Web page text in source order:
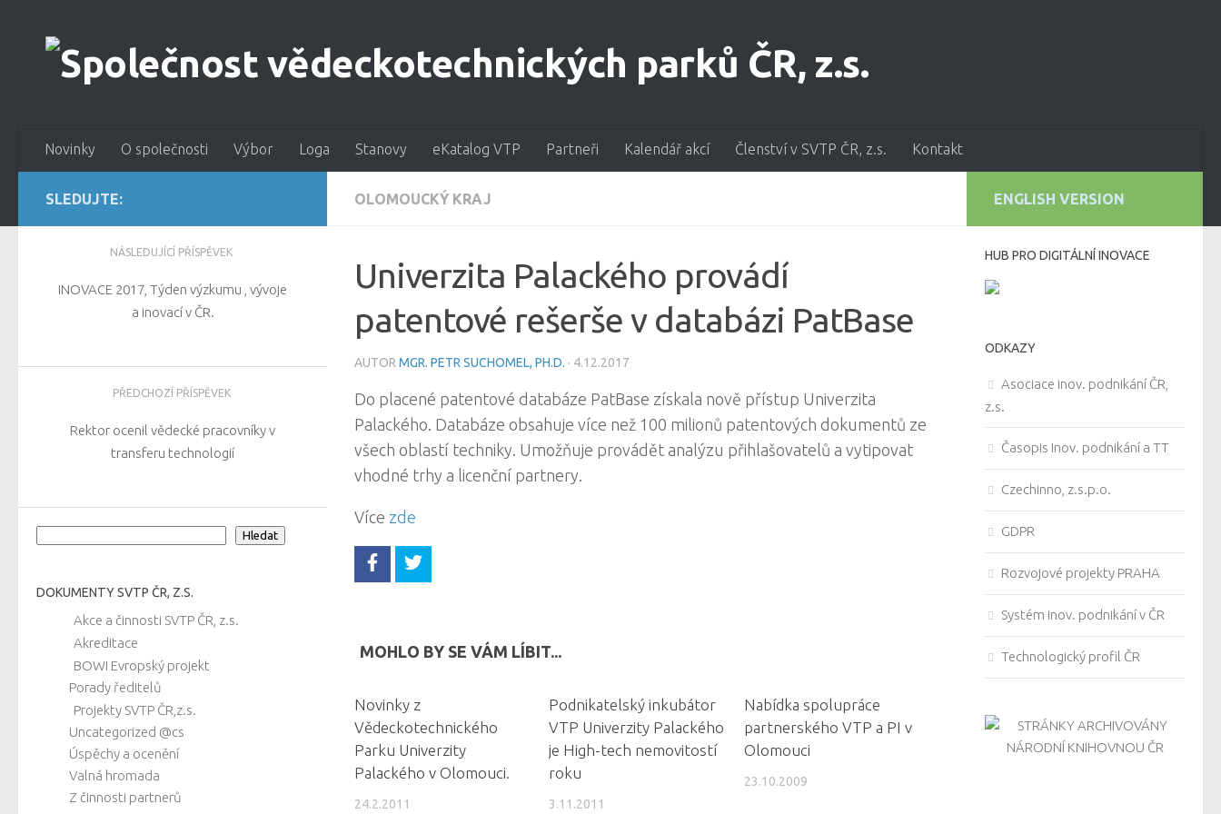
Novinky O společnosti Výbor Loga Stanovy eKatalog VTP Partneři Kalendář akcí Členství v SVTP ČR, z.s. Kontakt
OLOMOUCKÝ KRAJ
Univerzita Palackého provádí
patentové rešerše v databázi PatBase
AUTOR MGR. PETR SUCHOMEL, PH.D. · 4.12.2017
Do placené patentové databáze PatBase získala nově přístup Univerzita
Palackého. Databáze obsahuje více než 100 milionů patentových dokumentů ze
všech oblastí techniky. Umožňuje provádět analýzu přihlašovatelů a vytipovat
vhodné trhy a licenční partnery.
Více zde
MOHLO BY SE VÁM LÍBIT...
Novinky z
Vědeckotechnického
Parku Univerzity
Palackého v Olomouci.
24.2.2011
Podnikatelský inkubátor
VTP Univerzity Palackého
je High-tech nemovitostí
roku
3.11.2011
Nabídka spolupráce
partnerského VTP a PI v
Olomouci
23.10.2009
SLEDUJTE:
NÁSLEDUJÍCÍ PŘÍSPĚVEK
INOVACE 2017, Týden výzkumu , vývoje
a inovací v ČR.
PŘEDCHOZÍ PŘÍSPĚVEK
Rektor ocenil vědecké pracovníky v
transferu technologií
Hledat
DOKUMENTY SVTP ČR, Z.S.
Akce a činnosti SVTP ČR, z.s.
Akreditace
BOWI Evropský projekt
Porady ředitelů
Projekty SVTP ČR,z.s.
Uncategorized @cs
Úspěchy a ocenění
Valná hromada
Z činnosti partnerů
ENGLISH VERSION
HUB PRO DIGITÁLNÍ INOVACE
ODKAZY
Asociace inov. podnikání ČR,
z.s.
Časopis Inov. podnikání a TT
Czechinno, z.s.p.o.
GDPR
Rozvojové projekty PRAHA
Systém inov. podnikání v ČR
Technologický profil ČR